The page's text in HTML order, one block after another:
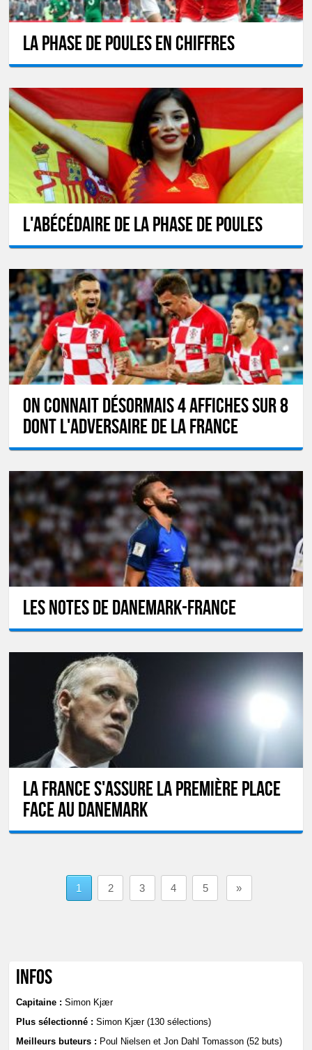
La phase de poules en chiffres
L'Abécédaire de la phase de poules
On connait désormais 4 affiches sur 8
dont l'adversaire de la France
Les notes de Danemark-France
La France s'assure la première place
face au Danemark
1 2 3 4 5 »
Infos
Capitaine :Simon Kjær
Plus sélectionné : Simon Kjær (130 sélections)
Meilleurs buteurs : Poul Nielsen et Jon Dahl Tomasson (52 buts)